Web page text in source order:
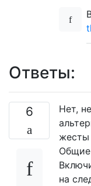
Ответы:
6
Нет,
жесты
на